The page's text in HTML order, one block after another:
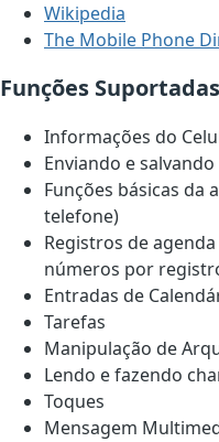
Wikipedia
The Mobile Phone
Funções Suportadas
Informações do
Enviando e salvando
Funções básicas da
telefone)
Registros de
números por
Entradas de
Tarefas
Manipulação de
Lendo e fazendo
Toques
Mensagem